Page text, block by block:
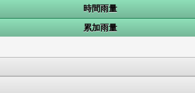
時間雨量
累加雨量